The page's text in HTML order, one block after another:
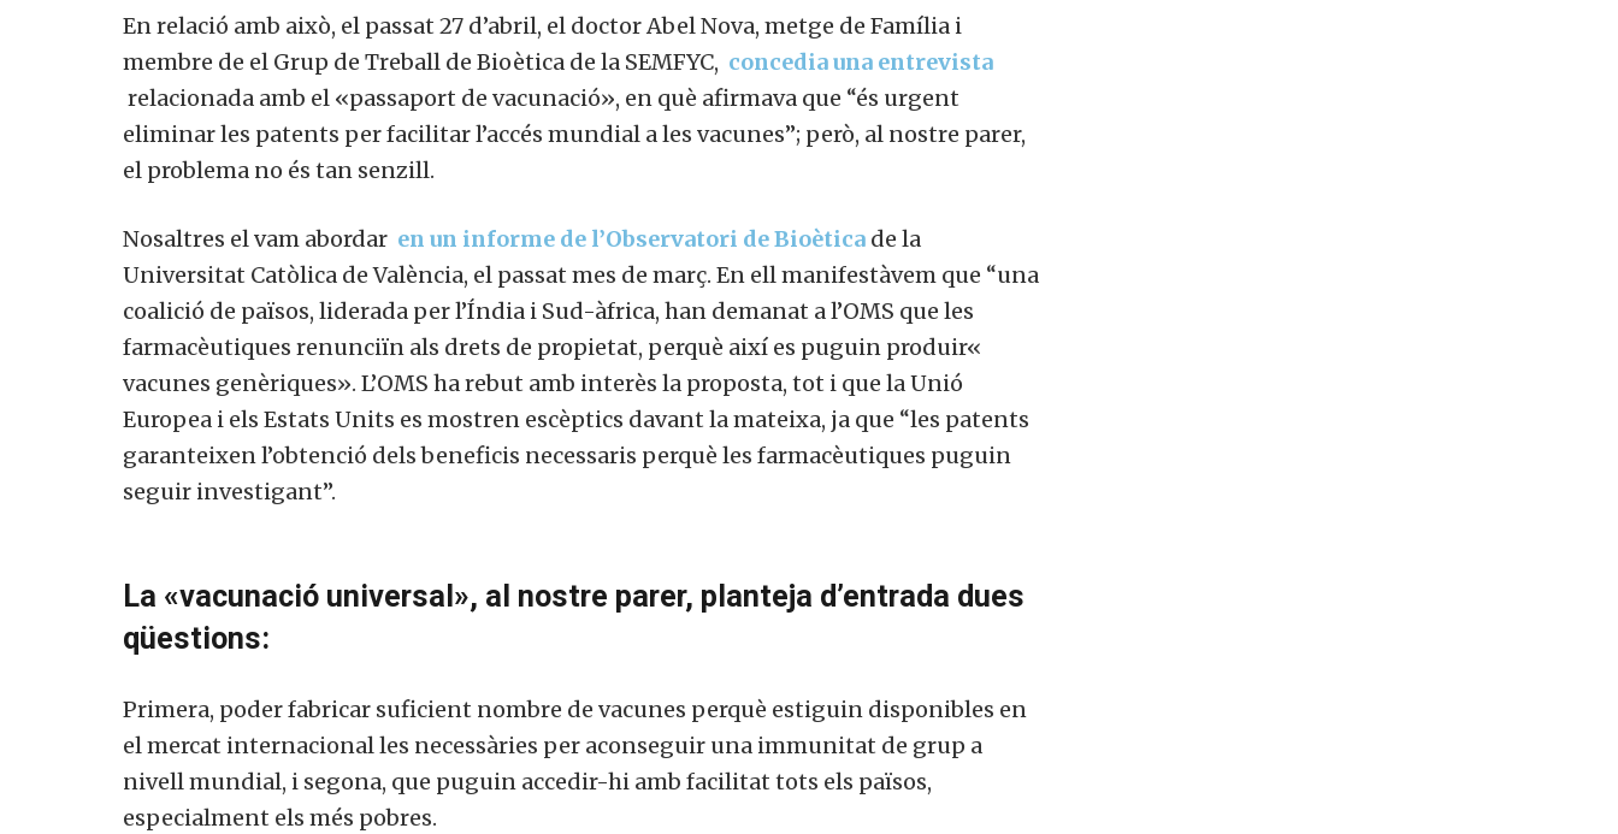
En relació amb això, el passat 27 d’abril, el doctor Abel Nova, metge de Família i
membre de el Grup de Treball de Bioètica de la SEMFYC, concedia una entrevista
relacionada amb el «passaport de vacunació», en què afirmava que “és urgent
eliminar les patents per facilitar l’accés mundial a les vacunes”; però, al nostre parer,
el problema no és tan senzill.
Nosaltres el vam abordar en un informe de l’Observatori de Bioètica de la
Universitat Catòlica de València, el passat mes de març. En ell manifestàvem que “una
coalició de països, liderada per l’Índia i Sud-àfrica, han demanat a l’OMS que les
farmacèutiques renunciïn als drets de propietat, perquè així es puguin produir«
vacunes genèriques». L’OMS ha rebut amb interès la proposta, tot i que la Unió
Europea i els Estats Units es mostren escèptics davant la mateixa, ja que “les patents
garanteixen l’obtenció dels beneficis necessaris perquè les farmacèutiques puguin
seguir investigant”.
La «vacunació universal», al nostre parer, planteja d’entrada dues
qüestions:
Primera, poder fabricar suficient nombre de vacunes perquè estiguin disponibles en
el mercat internacional les necessàries per aconseguir una immunitat de grup a
nivell mundial, i segona, que puguin accedir-hi amb facilitat tots els països,
especialment els més pobres.